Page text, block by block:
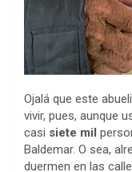
Ojalá que este
vivir, pues, aunque
casi siete mil
Baldemar. O sea,
duermen en las